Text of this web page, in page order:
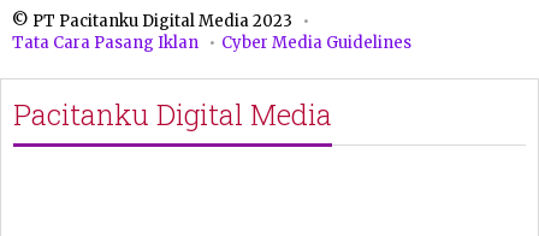
© PT Pacitanku Digital Media 2023
Tata Cara Pasang Iklan
Cyber Media Guidelines
Pacitanku Digital Media